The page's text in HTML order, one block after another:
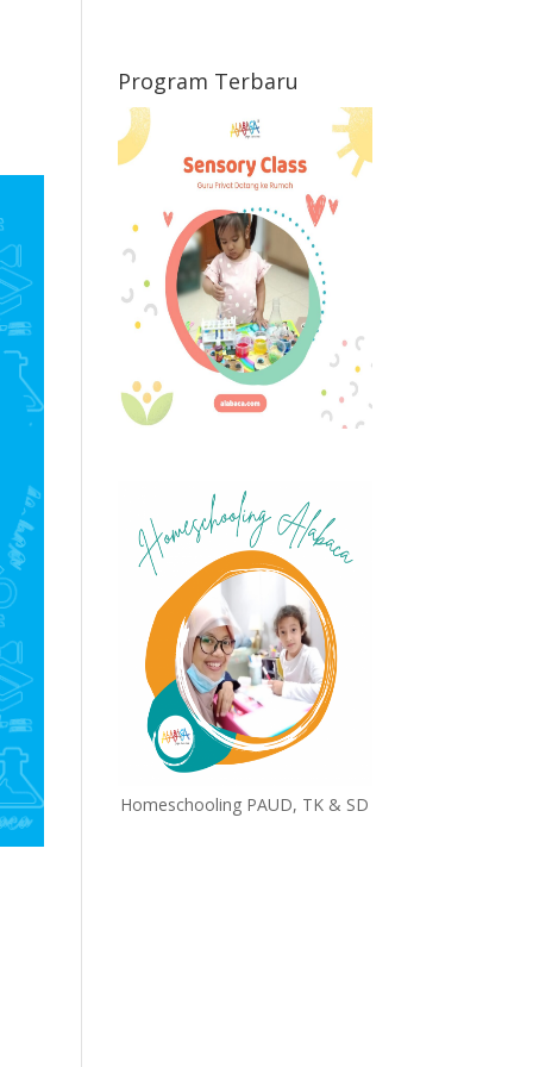
Program Terbaru
Homeschooling PAUD, TK & SD